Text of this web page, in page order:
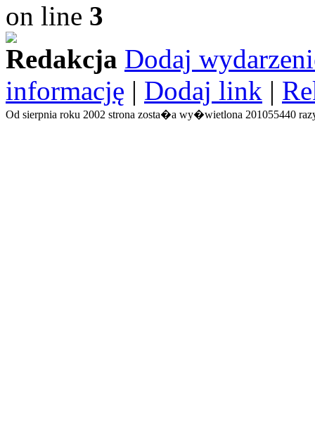
on line 3
Redakcja Dodaj
informację | Dodaj link |
Od sierpnia roku 2002 strona zosta�a wy�wietlona 201055440